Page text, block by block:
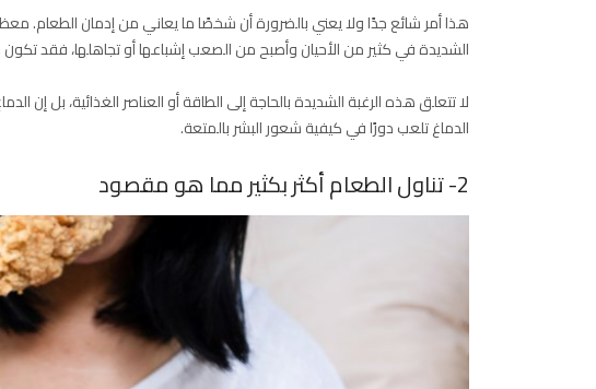
هذا أمر شائع جدًا ولا يعني بالضرورة أن شخصًا ما يعاني من إدمان الطعام.
الشديدة في كثير من الأحيان وأصبح من الصعب إشباعها أو تجاهلها، فقد
لا تتعلق هذه الرغبة الشديدة بالحاجة إلى الطاقة أو العناصر الغذائية، بل
الدماغ تلعب دورًا في كيفية شعور البشر بالمتعة.
2- تناول الطعام أكثر بكثير مما هو مقصود